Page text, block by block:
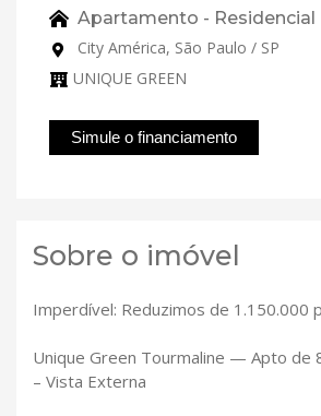
Apartamento - Residencial
City América, São Paulo / SP
UNIQUE GREEN
Simule o financiamento
Sobre o imóvel
Imperdível: Reduzimos de 1.150.000
Unique Green Tourmaline — Apto de
– Vista Externa